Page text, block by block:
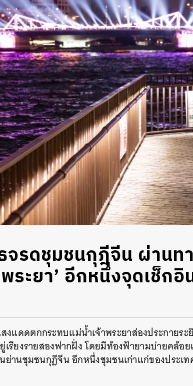
รดชุมชนกุฎีจีน ผ่านท
ระยา’ อีกหนึ่งจุดเช็ก
งแดดตกกระทบแม่น้ำเจ้าพระยาส่องประกายระ
รียงรายสองฟากฝั่ง โดยมีท้องฟ้ายามบ่ายคล้อ
านชุมชนกุฎีจีน อีกหนึ่งชุมชนเก่าแก่ของประเ